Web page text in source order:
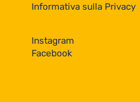
Informativa sulla Privacy
Instagram
Facebook